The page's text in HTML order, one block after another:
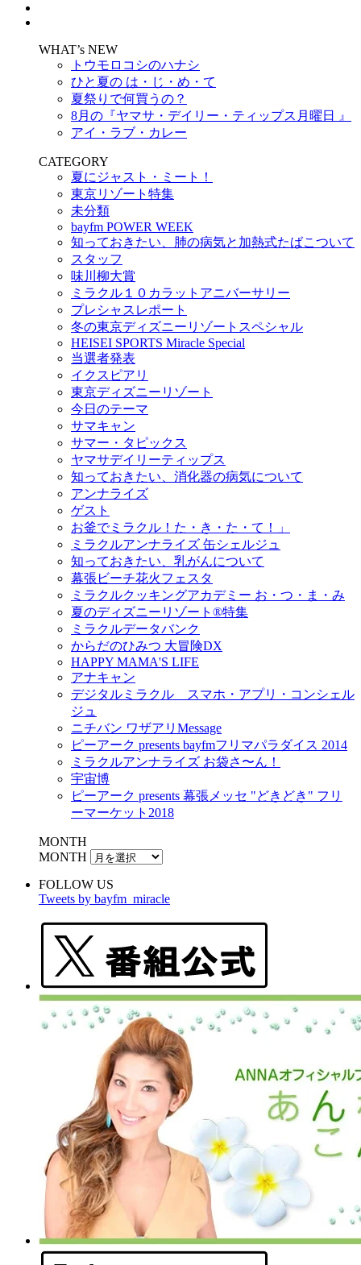
WHAT’s NEW
トウモロコシのハナシ
ひと夏の は・じ・め・て
夏祭りで何買うの？
8月の『ヤマサ・デイリー・ティップス月曜日 』
アイ・ラブ・カレー
CATEGORY
夏にジャスト・ミート！
東京リゾート特集
未分類
bayfm POWER WEEK
知っておきたい、肺の病気と加熱式たばこついて
スタッフ
味川柳大賞
ミラクル１０カラットアニバーサリー
プレシャスレポート
冬の東京ディズニーリゾートスペシャル
HEISEI SPORTS Miracle Special
当選者発表
イクスピアリ
東京ディズニーリゾート
今日のテーマ
サマキャン
サマー・タピックス
ヤマサデイリーティップス
知っておきたい、消化器の病気について
アンナライズ
ゲスト
お釜でミラクル！た・き・た・て！」
ミラクルアンナライズ 缶シェルジュ
知っておきたい、乳がんについて
幕張ビーチ花火フェスタ
ミラクルクッキングアカデミー お・つ・ま・み
夏のディズニーリゾート®特集
ミラクルデータバンク
からだのひみつ 大冒険DX
HAPPY MAMA'S LIFE
アナキャン
デジタルミラクル スマホ・アプリ・コンシェル
ジュ
ニチバン ワザアリMessage
ピーアーク presents bayfmフリマパラダイス 2014
ミラクルアンナライズ お袋さ〜ん！
宇宙博
ピーアーク presents 幕張メッセ "どきどき" フリ
ーマーケット2018
MONTH
MONTH
FOLLOW US
Tweets by bayfm_miracle